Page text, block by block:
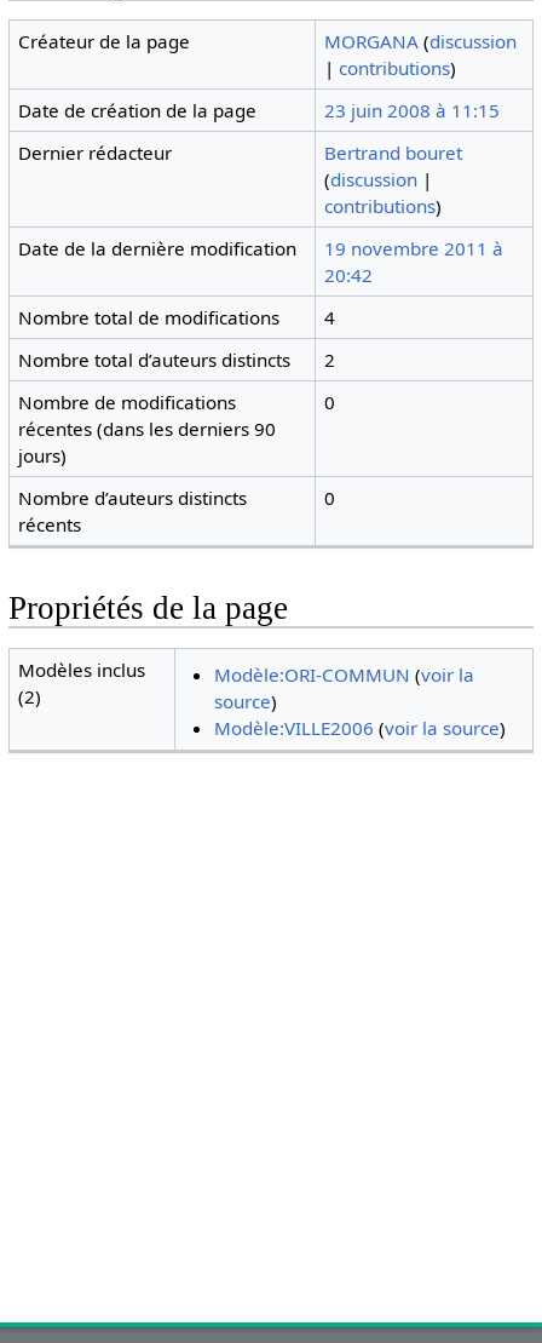
Créateur de la page MORGANA (discussion
|contributions)
Date de création de la page
23 juin 2008 à 11:15
Dernier rédacteur
Bertrand bouret
(discussion |
contributions)
Date de la dernière modification
19 novembre 2011 à
20:42
Nombre total de modifications
4
Nombre total d’auteurs distincts
2
Nombre de modifications
récentes (dans les derniers 90
jours)
0
Nombre d’auteurs distincts
récents
0
Propriétés de la page
Modèles inclus
(2)
Modèle:ORI-COMMUN (voir la
source)
Modèle:VILLE2006 (voir la source)